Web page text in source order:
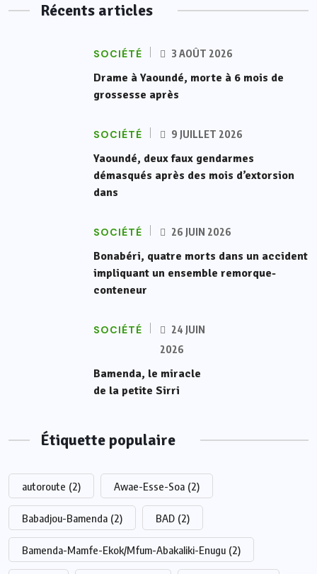
Récents articles
SOCIÉTÉ 3 AOÛT 2026
Drame à Yaoundé, morte à 6 mois de
grossesse après
SOCIÉTÉ 9 JUILLET 2026
Yaoundé, deux faux gendarmes
démasqués après des mois d’extorsion
dans
SOCIÉTÉ 26 JUIN 2026
Bonabéri, quatre morts dans un accident
impliquant un ensemble remorque-
conteneur
SOCIÉTÉ
24 JUIN
2026
Bamenda, le miracle
de la petite Sirri
Étiquette populaire
autoroute (2) Awae-Esse-Soa (2)
Babadjou-Bamenda (2) BAD (2)
Bamenda-Mamfe-Ekok/Mfum-Abakaliki-Enugu (2)